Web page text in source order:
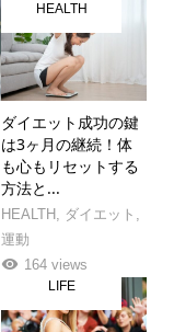
ダイエット成功の鍵
は3ヶ月の継続！体
も心もリセットする
方法と...
HEALTH , ダイエット ,
運動
164 views
HEALTH
LIFE